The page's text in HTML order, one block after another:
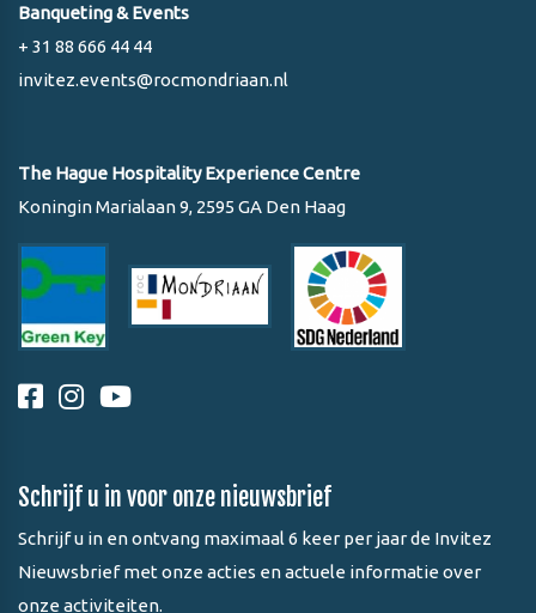
Banqueting & Events
+ 31 88 666 44 44
invitez.events@rocmondriaan.nl
The Hague Hospitality Experience Centre
Koningin Marialaan 9, 2595 GA Den Haag
Schrijf u in voor onze nieuwsbrief
Schrijf u in en ontvang maximaal 6 keer per jaar de Invitez
Nieuwsbrief met onze acties en actuele informatie over
onze activiteiten.